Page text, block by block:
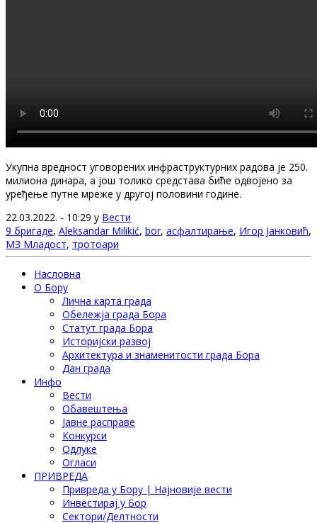
Укупна вредност уговорених инфраструктурних радова је 250.
милиона динара, а још толико средстава биће одвојено за
уређење путне мреже у другој половини године.
22.03.2022. - 10:29 у Вести
9 бригаде, Aleksandar Milikić, bor, асфалтирање, Игор Јанковић,
МЗ Младост, тротоари
Насловна
О Бору
Лична карта града
Обележја града Бора
Статут града Бора
Историјски развој
Архитектура и знаменитости града Бора
Дан града
Инфо
Вести
Обавештења
Јавне расправе
Конкурси
Одлуке
Огласи
ПРИВРЕДА
Привреда у Бору | Најновије вести
Инвестирај у Бор
Сектори/Делтности